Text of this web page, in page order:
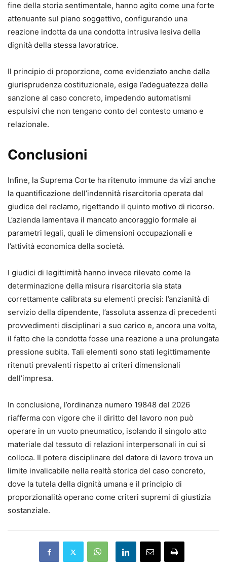
fine della storia sentimentale, hanno agito come una forte
attenuante sul piano soggettivo, configurando una
reazione indotta da una condotta intrusiva lesiva della
dignità della stessa lavoratrice.
Il principio di proporzione, come evidenziato anche dalla
giurisprudenza costituzionale, esige l’adeguatezza della
sanzione al caso concreto, impedendo automatismi
espulsivi che non tengano conto del contesto umano e
relazionale.
Conclusioni
Infine, la Suprema Corte ha ritenuto immune da vizi anche
la quantificazione dell’indennità risarcitoria operata dal
giudice del reclamo, rigettando il quinto motivo di ricorso.
L’azienda lamentava il mancato ancoraggio formale ai
parametri legali, quali le dimensioni occupazionali e
l’attività economica della società.
I giudici di legittimità hanno invece rilevato come la
determinazione della misura risarcitoria sia stata
correttamente calibrata su elementi precisi: l’anzianità di
servizio della dipendente, l’assoluta assenza di precedenti
provvedimenti disciplinari a suo carico e, ancora una volta,
il fatto che la condotta fosse una reazione a una prolungata
pressione subita. Tali elementi sono stati legittimamente
ritenuti prevalenti rispetto ai criteri dimensionali
dell’impresa.
In conclusione, l’ordinanza numero 19848 del 2026
riafferma con vigore che il diritto del lavoro non può
operare in un vuoto pneumatico, isolando il singolo atto
materiale dal tessuto di relazioni interpersonali in cui si
colloca. Il potere disciplinare del datore di lavoro trova un
limite invalicabile nella realtà storica del caso concreto,
dove la tutela della dignità umana e il principio di
proporzionalità operano come criteri supremi di giustizia
sostanziale.